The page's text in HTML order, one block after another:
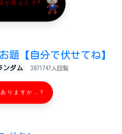
が見えたぞ?
題【自分で伏せてね】
ンダム 3871747人回覧
りますか…？